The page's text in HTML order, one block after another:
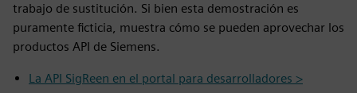
trabajo de sustitución. Si bien esta demostración es
puramente ficticia, muestra cómo se pueden aprovechar los
productos API de Siemens.
La API SigReen en el portal para desarrolladores >